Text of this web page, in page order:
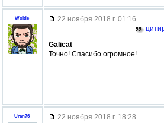
Wolde
22 ноября 2018 г. 01:16
Galicat
Точно! Спасибо огромное!
Uran76
22 ноября 2018 г. 18:28